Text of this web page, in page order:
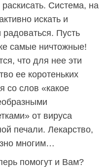
Система, на
искать и
Пусть
самые ничтожные!
что для нее эти
ее коротеньких
со слов «какое
от вируса
печали. Лекарство,
многим…
помогут и Вам?